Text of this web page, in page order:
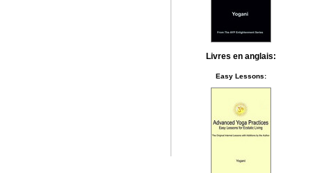
Livres en anglais:
Easy Lessons: